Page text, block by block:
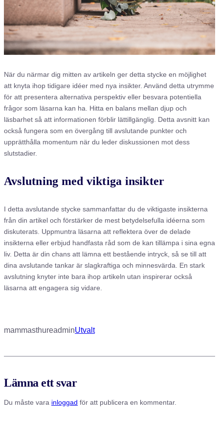
När du närmar dig mitten av artikeln ger detta stycke en möjlighet
att knyta ihop tidigare idéer med nya insikter. Använd detta utrymme
för att presentera alternativa perspektiv eller besvara potentiella
frågor som läsarna kan ha. Hitta en balans mellan djup och
läsbarhet så att informationen förblir lättillgänglig. Detta avsnitt kan
också fungera som en övergång till avslutande punkter och
upprätthålla momentum när du leder diskussionen mot dess
slutstadier.
Avslutning med viktiga insikter
I detta avslutande stycke sammanfattar du de viktigaste insikterna
från din artikel och förstärker de mest betydelsefulla idéerna som
diskuterats. Uppmuntra läsarna att reflektera över de delade
insikterna eller erbjud handfasta råd som de kan tillämpa i sina egna
liv. Detta är din chans att lämna ett bestående intryck, så se till att
dina avslutande tankar är slagkraftiga och minnesvärda. En stark
avslutning knyter inte bara ihop artikeln utan inspirerar också
läsarna att engagera sig vidare.
mammasthureadminUtvalt
Lämna ett svar
Du måste vara inloggad för att publicera en kommentar.